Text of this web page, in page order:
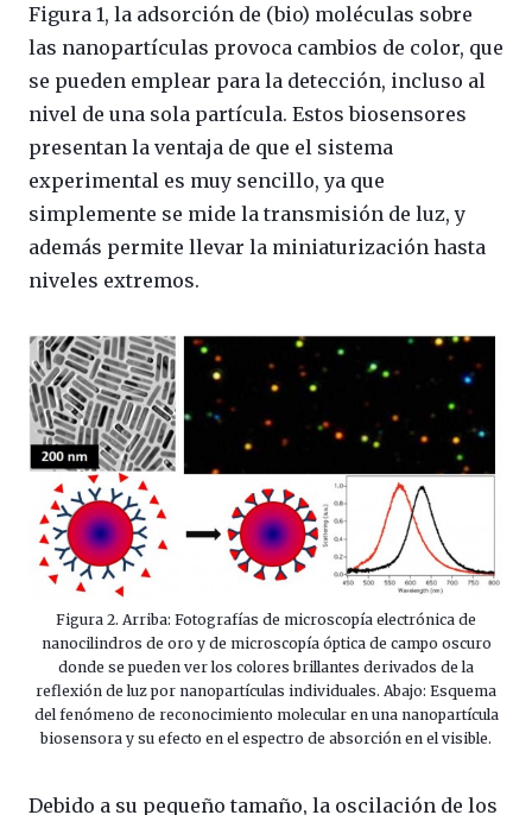
Figura 1, la adsorción de (bio) moléculas sobre
las nanopartículas provoca cambios de color, que
se pueden emplear para la detección, incluso al
nivel de una sola partícula. Estos biosensores
presentan la ventaja de que el sistema
experimental es muy sencillo, ya que
simplemente se mide la transmisión de luz, y
además permite llevar la miniaturización hasta
niveles extremos.
Figura 2. Arriba: Fotografías de microscopía electrónica de
nanocilindros de oro y de microscopía óptica de campo oscuro
donde se pueden ver los colores brillantes derivados de la
reflexión de luz por nanopartículas individuales. Abajo: Esquema
del fenómeno de reconocimiento molecular en una nanopartícula
biosensora y su efecto en el espectro de absorción en el visible.
Debido a su pequeño tamaño, la oscilación de los